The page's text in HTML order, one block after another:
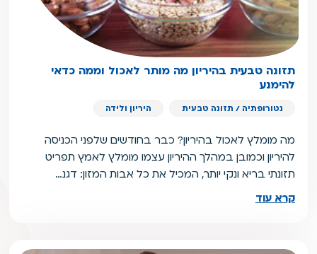
תזונה טבעית בהיריון מה מותר לאכול וממה כדאי
להימנע
נטורופתיה / תזונה טבעית היריון ולידה
מה מומלץ לאכול בהיריון? כבר בחודשים שלפני הכניסה
להיריון וכמובן במהלך ההיריון עצמו מומלץ לאמץ תפריט
תזונתי בריא ונקי יותר, המכיל את כל אבות המזון: דגנ…
קרא עוד